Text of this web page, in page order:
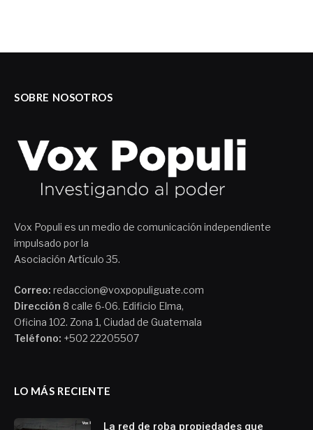
SOBRE NOSOTROS
Vox Populi es un medio de comunicación independiente
impulsado por la
Asociación Artículo 35.
Correo: redaccion@voxpopuliguate.com
Dirección 8 calle 6-06. Edificio Elma,
Oficina 102. Zona 1, Ciudad de Guatemala
Teléfono: +502 22205507
LO MÁS RECIENTE
La red de roba propiedades que